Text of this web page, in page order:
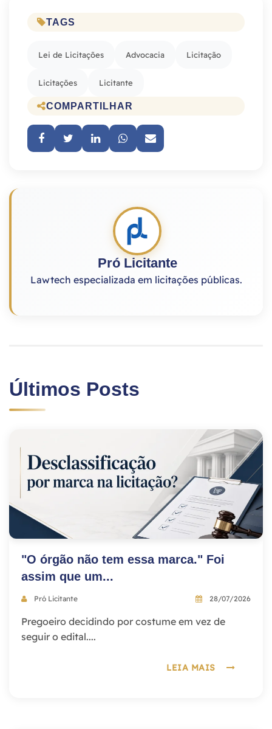
TAGS
Lei de Licitações Advocacia Licitação
Licitações Licitante
COMPARTILHAR
Pró Licitante
Lawtech especializada em licitações públicas.
Últimos Posts
"O órgão não tem essa marca." Foi
assim que um...
Pró Licitante 28/07/2026
Pregoeiro decidindo por costume em vez de
seguir o edital....
LEIA MAIS